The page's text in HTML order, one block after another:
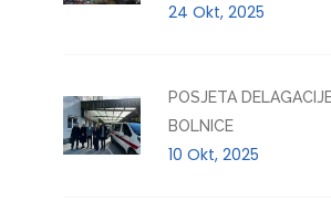
24 Okt, 2025
POSJETA
BOLNICE
10 Okt, 2025